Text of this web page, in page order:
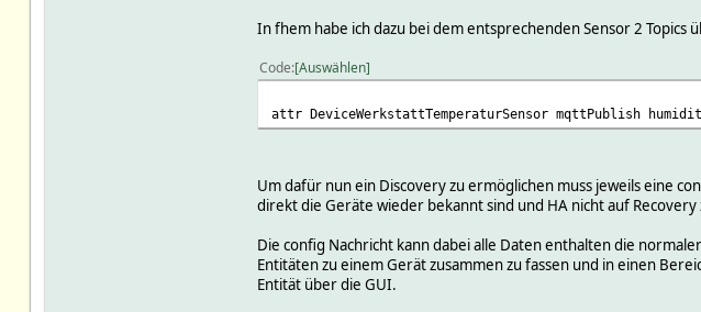
In fhem habe ich dazu bei dem entsprechenden Sensor 2
Code Auswählen
attr DeviceWerkstattTemperaturSensor mqttPublish
Um dafür nun ein Discovery zu ermöglichen muss jeweils eine
direkt die Geräte wieder bekannt sind und HA nicht auf
Die config Nachricht kann dabei alle Daten enthalten die
Entitäten zu einem Gerät zusammen zu fassen und in einen
Entität über die GUI.